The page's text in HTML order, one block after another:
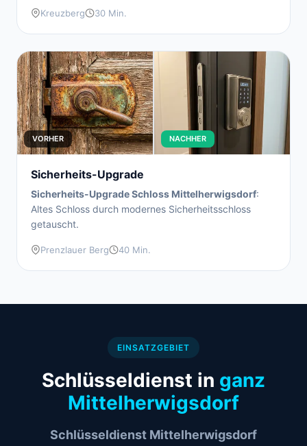
Kreuzberg 30 Min.
VORHER NACHHER
Sicherheits-Upgrade
Sicherheits-Upgrade Schloss Mittelherwigsdorf:
Altes Schloss durch modernes Sicherheitsschloss
getauscht.
Prenzlauer Berg 40 Min.
EINSATZGEBIET
Schlüsseldienst in ganz
Mittelherwigsdorf
Schlüsseldienst Mittelherwigsdorf